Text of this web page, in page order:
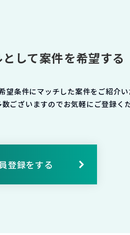
して案件を希望する
条件にマッチした案件をご紹介い
ございますのでお気軽にご登録く
登録をする